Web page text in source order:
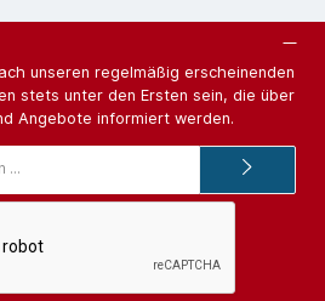
unseren regelmäßig erscheinenden
stets unter den Ersten sein, die über
Angebote informiert werden.
Mail-